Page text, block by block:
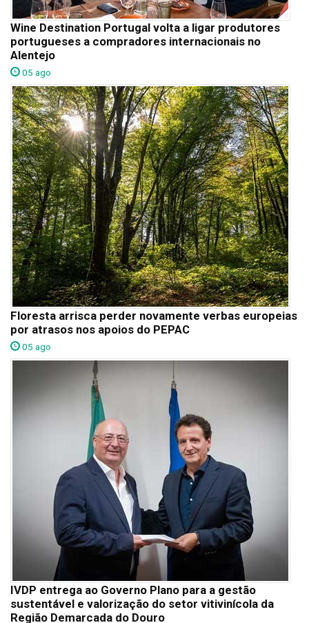
Wine Destination Portugal volta a ligar produtores
portugueses a compradores internacionais no
Alentejo
05 ago
Floresta arrisca perder novamente verbas europeias
por atrasos nos apoios do PEPAC
05 ago
IVDP entrega ao Governo Plano para a gestão
sustentável e valorização do setor vitivinícola da
Região Demarcada do Douro